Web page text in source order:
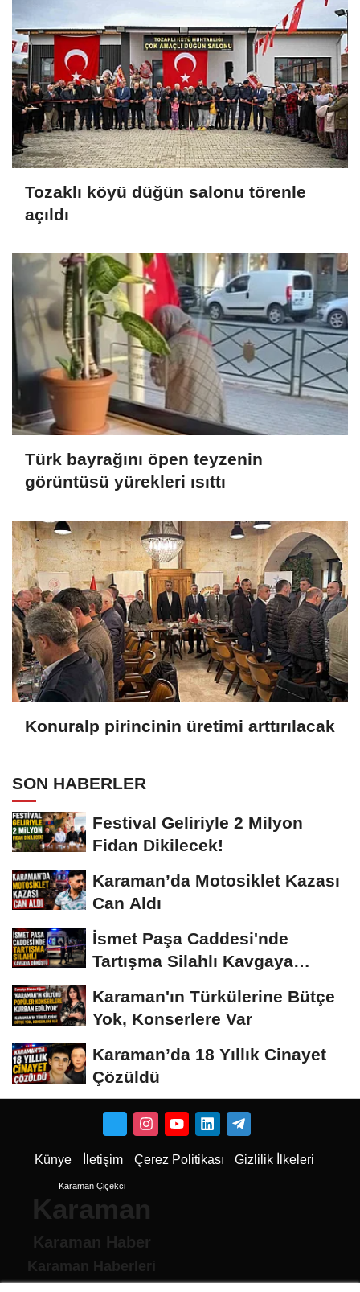
Tozaklı köyü düğün salonu törenle
açıldı
Türk bayrağını öpen teyzenin
görüntüsü yürekleri ısıttı
Konuralp pirincinin üretimi arttırılacak
SON HABERLER
Festival Geliriyle 2 Milyon
Fidan Dikilecek!
Karaman’da Motosiklet Kazası
Can Aldı
İsmet Paşa Caddesi'nde
Tartışma Silahlı Kavgaya
Karaman'ın Türkülerine Bütçe
Yok, Konserlere Var
Karaman’da 18 Yıllık Cinayet
Çözüldü
Künye İletişim Çerez Politikası Gizlilik İlkeleri
Karaman Çiçekci
Karaman
Karaman Haber
Karaman Haberleri